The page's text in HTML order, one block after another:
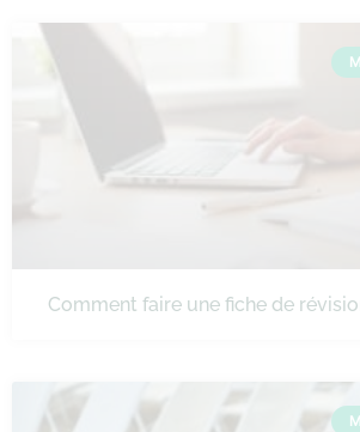
Comment faire une fiche de